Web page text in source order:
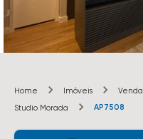
Home Imóveis Venda
Studio Morada
AP7508